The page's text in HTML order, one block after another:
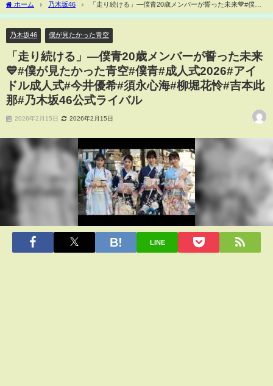
ホーム 乃木坂46
「走り続ける」―僕青20歳メンバーが誓った未来💙#僕が
見たかった青空#僕青#成人式2026#アイドル成人式#今井優希#須永心海#柳堀花怜#吉
乃木坂46
僕が見たかった青空
「走り続ける」―僕青20歳メンバーが誓った未来
💙#僕が見たかった青空#僕青#成人式2026#アイ
ドル成人式#今井優希#須永心海#柳堀花怜#吉本此
那#乃木坂46公式ライバル
2026年2月15日 2026年2月15日
LINE